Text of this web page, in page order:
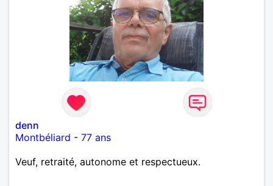
denn
Montbéliard - 77 ans
Veuf, retraité, autonome et respectueux.